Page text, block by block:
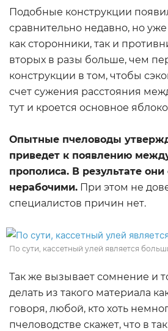
Подобные конструкции
сравнительно недавно, но уже
как сторонники, так и
вторых в разы больше, чем
конструкции в том, чтобы
счет сужения расстояния
тут и кроется основное
Опытные пчеловоды
приведет к появлению
прополиса. В результате они
нерабочими. При этом не
специалистов причин нет.
По сути, кассетный улей является
Так же вызывает сомнение и
делать из такого материала
говоря, любой, кто хоть
пчеловодстве скажет, что в